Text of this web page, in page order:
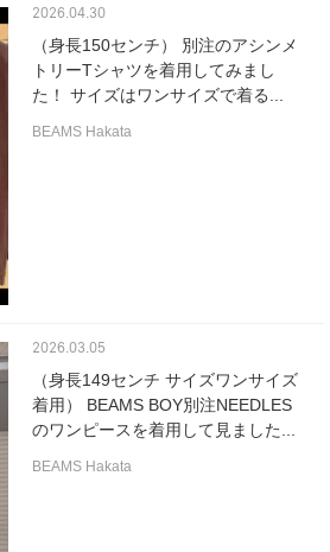
2026.04.30
（身長150センチ） 別注のアシンメ
トリーTシャツを着用してみまし
た！ サイズはワンサイズで着る...
BEAMS Hakata
2026.03.05
（身長149センチ サイズワンサイズ
着用） BEAMS BOY別注NEEDLES
のワンピースを着用して見ました...
BEAMS Hakata